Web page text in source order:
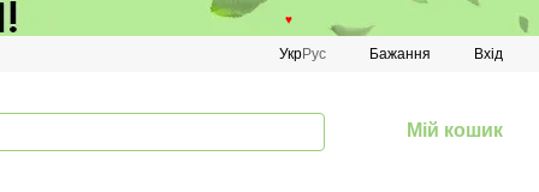
УкрРус Бажання Вхід
Мій кошик
♥